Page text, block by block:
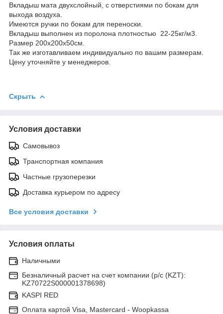
Вкладыш мата двухслойный, с отверстиями по бокам для
выхода воздуха.
Имеются ручки по бокам для переноски.
Вкладыш выполнен из поролона плотностью 22-25кг/м3.
Размер 200х200х50см.
Так же изготавливаем индивидуально по вашим размерам.
Цену уточняйте у менеджеров.
Скрыть
Условия доставки
Самовывоз
Транспортная компания
Частные грузоперезки
Доставка курьером по адресу
Все условия доставки
Условия оплаты
Наличными
Безналичный расчет на счет компании (р/с (KZT):
KZ70722S000001378698)
KASPI RED
Оплата картой Visa, Mastercard - Woopkassa